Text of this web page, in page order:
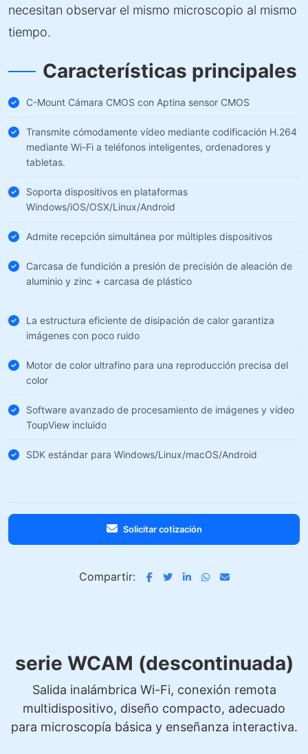
necesitan observar el mismo microscopio al mismo
tiempo.
Características principales
C-Mount Cámara CMOS con Aptina sensor CMOS
Transmite cómodamente vídeo mediante codificación H.264
mediante Wi-Fi a teléfonos inteligentes, ordenadores y
tabletas.
Soporta dispositivos en plataformas
Windows/iOS/OSX/Linux/Android
Admite recepción simultánea por múltiples dispositivos
Carcasa de fundición a presión de precisión de aleación de
aluminio y zinc + carcasa de plástico
La estructura eficiente de disipación de calor garantiza
imágenes con poco ruido
Motor de color ultrafino para una reproducción precisa del
color
Software avanzado de procesamiento de imágenes y vídeo
ToupView incluido
SDK estándar para Windows/Linux/macOS/Android
Solicitar cotización
Compartir:
serie WCAM (descontinuada)
Salida inalámbrica Wi-Fi, conexión remota
multidispositivo, diseño compacto, adecuado
para microscopía básica y enseñanza interactiva.